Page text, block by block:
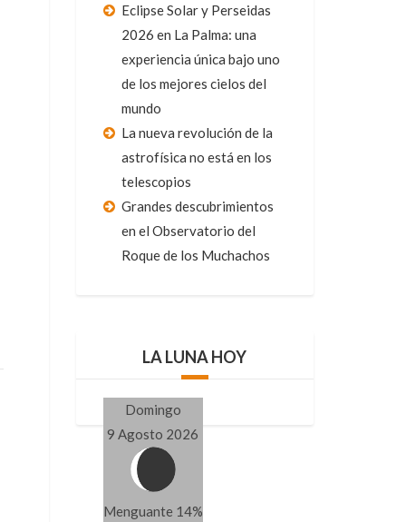
Eclipse Solar y Perseidas
2026 en La Palma: una
experiencia única bajo uno
de los mejores cielos del
mundo
La nueva revolución de la
astrofísica no está en los
telescopios
Grandes descubrimientos
en el Observatorio del
Roque de los Muchachos
LA LUNA HOY
Domingo
9 Agosto 2026
Menguante 14%